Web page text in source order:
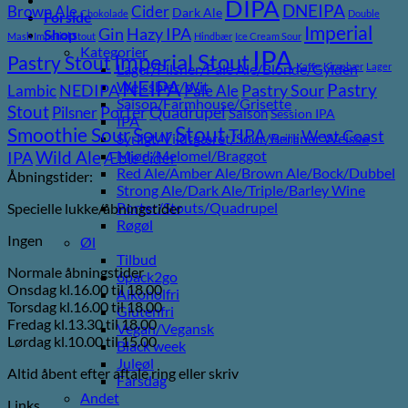
Forside
Shop
Kategorier
Lager/Pilsner/Pale Ale/Blonde/Gylden
Weissbier/Wit
Saison/Farmhouse/Grisette
IPA
Syrligt/Vildtgæret/Sour/Berliner Weisse
Mjød/Melomel/Braggot
Red Ale/Amber Ale/Brown Ale/Bock/Dubbel
Strong Ale/Dark Ale/Triple/Barley Wine
Porter/Stouts/Quadrupel
Røgøl
Øl
Tilbud
6pack2go
Alkoholfri
Glutenfri
Vegan/Vegansk
Black week
Juleøl
Farsdag
Andet
Brown Ale Chokolade Cider Dark Ale DIPA DNEIPA Double
Mash Imperial Stout Gin Hazy IPA Hindbær Ice Cream Sour Imperial
Pastry StoutImperial StoutIPA Kaffe Kirsebær Lager
Lambic NEDIPANEIPAPale Ale Pastry Sour Pastry
Stout Pilsner PorterQuadrupelSaisonSession IPA
Smoothie SourSourStoutTIPA Vanilje West Coast
IPAWild Ale Æble cider
Åbningstider:
Specielle lukke/åbningstider
Ingen
Normale åbningstider
Onsdag kl.16.00 til 18.00
Torsdag kl.16.00 til 18.00
Fredag kl.13.30 til 18.00
Lørdag kl.10.00 til 15.00
Altid åbent efter aftale ring eller skriv